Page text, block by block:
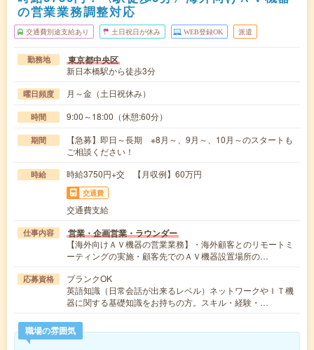
の営業業務調整対応
交通費別途支給あり 土日祝日が休み WEB登録OK 派遣
勤務地 東京都中央区
新日本橋駅から徒歩3分
曜日頻度 月～金（土日祝休み）
時間 9:00～18:00（休憩:60分）
期間
【急募】即日～長期 ※8月～、9月～、10月～のスタートも
ご相談ください！
時給 時給3750円+交 【月収例】60万円
交通費
交通費支給
仕事内容 営業・企画営業・ラウンダー
【海外向けＡＶ機器の営業業務】・海外顧客とのリモートミ
ーティングの実施・顧客先でのＡＶ機器設置場所の…
応募資格
ブランクOK
英語知識（日常会話が出来るレベル）ネットワークやＩＴ機
器に関する基礎知識をお持ちの方。スキル・経験・…
職場の雰囲気